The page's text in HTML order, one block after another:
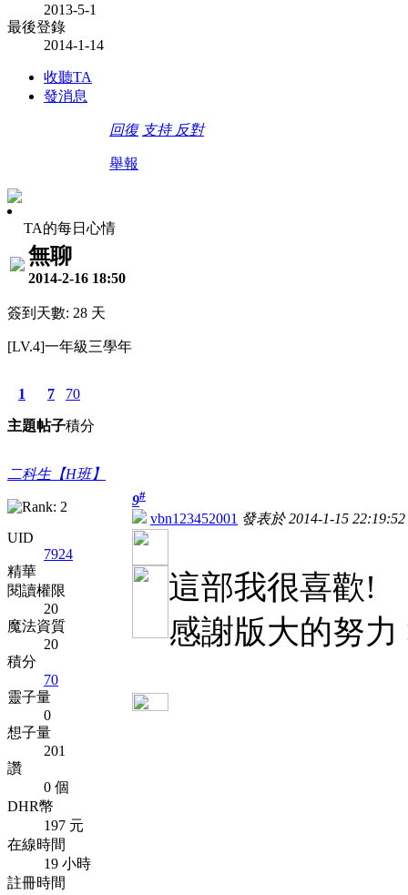
2013-5-1
最後登錄
2014-1-14
收聽TA
發消息
回復 支持 反對
舉報
TA的每日心情
無聊
2014-2-16 18:50
簽到天數: 28 天
[LV.4]一年級三學年
1
主題
7
帖子
70
積分
二科生【H班】
UID
7924
精華
閱讀權限
20
魔法資質
20
積分
70
靈子量
0
想子量
201
讚
0 個
DHR幣
197 元
在線時間
19 小時
註冊時間
9#
vbn123452001 發表於 2014-1-15 22:19:52
這部我很喜歡!
感謝版大的努力